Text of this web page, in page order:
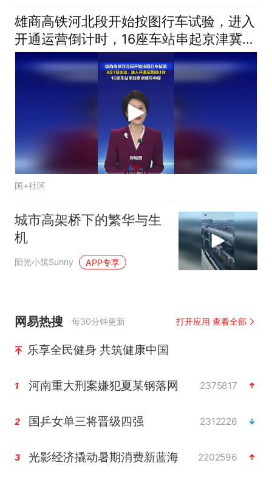
雄商高铁河北段开始按图行车试验，进入
开通运营倒计时，16座车站串起京津冀与
中原
国+社区
城市高架桥下的繁华与生
机
阳光小筑Sunny APP专享
网易热搜 每30分钟更新 打开应用 查看全部
乐享全民健身 共筑健康中国
1 河南重大刑案嫌犯夏某钢落网 2375817
2 国乒女单三将晋级四强 2312226
3 光影经济撬动暑期消费新蓝海 2202596